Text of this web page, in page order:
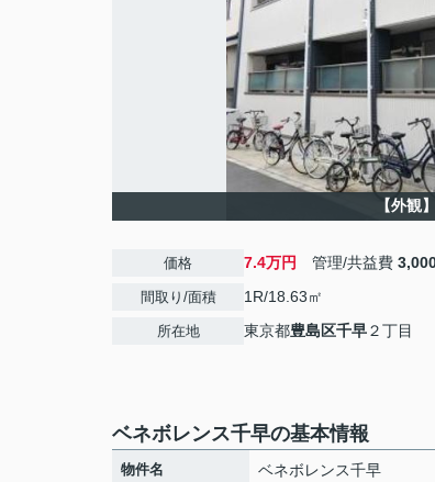
【外観】
価格 7.4万円 管理/共益費
間取り/面積 1R/18.63㎡
所在地 東京都豊島区千早２丁目
ベネボレンス千早の基本情報
物件名 ベネボレンス千早